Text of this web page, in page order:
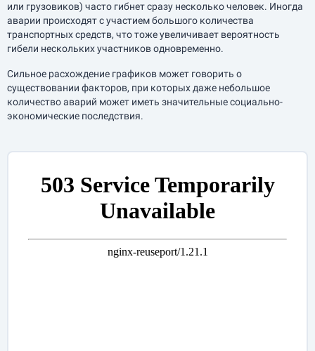
или грузовиков) часто гибнет сразу несколько человек. Иногда
аварии происходят с участием большого количества
транспортных средств, что тоже увеличивает вероятность
гибели нескольких участников одновременно.
Сильное расхождение графиков может говорить о
существовании факторов, при которых даже небольшое
количество аварий может иметь значительные социально-
экономические последствия.